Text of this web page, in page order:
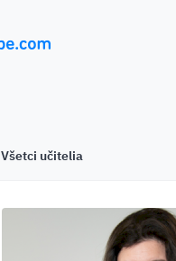
Všetci učitelia